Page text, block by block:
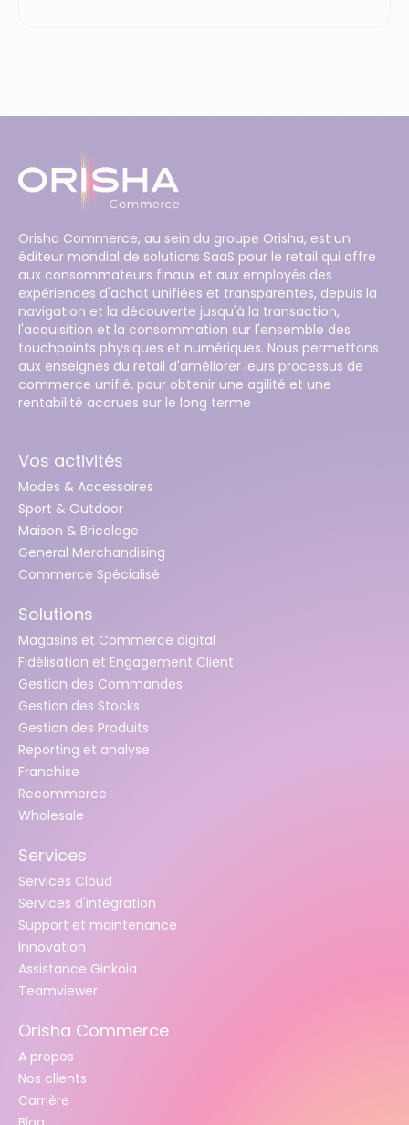
Orisha Commerce, au sein du groupe Orisha, est un
éditeur mondial de solutions SaaS pour le retail qui offre
aux consommateurs finaux et aux employés des
expériences d'achat unifiées et transparentes, depuis la
navigation et la découverte jusqu'à la transaction,
l'acquisition et la consommation sur l'ensemble des
touchpoints physiques et numériques. Nous permettons
aux enseignes du retail d'améliorer leurs processus de
commerce unifié, pour obtenir une agilité et une
rentabilité accrues sur le long terme
Vos activités
Modes & Accessoires
Sport & Outdoor
Maison & Bricolage
General Merchandising
Commerce Spécialisé
Solutions
Magasins et Commerce digital
Fidélisation et Engagement Client
Gestion des Commandes
Gestion des Stocks
Gestion des Produits
Reporting et analyse
Franchise
Recommerce
Wholesale
Services
Services Cloud
Services d'intégration
Support et maintenance
Innovation
Assistance Ginkoia
Teamviewer
Orisha Commerce
A propos
Nos clients
Carrière